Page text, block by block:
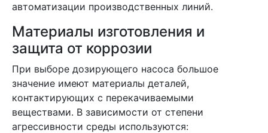
автоматизации производственных линий.
Материалы изготовления и
защита от коррозии
При выборе дозирующего насоса большое
значение имеют материалы деталей,
контактирующих с перекачиваемыми
веществами. В зависимости от степени
агрессивности среды используются: